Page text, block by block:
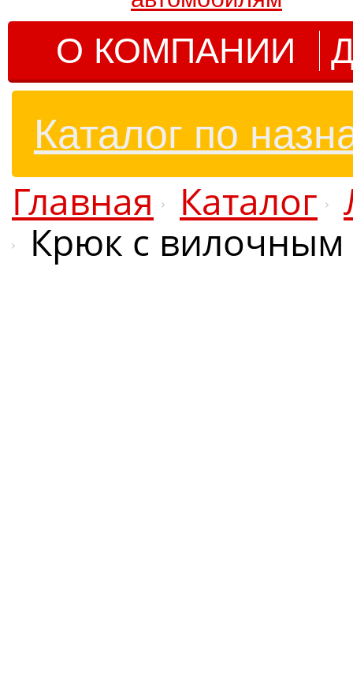
О КОМПАНИИ
Каталог по
Главная Каталог
Крюк с